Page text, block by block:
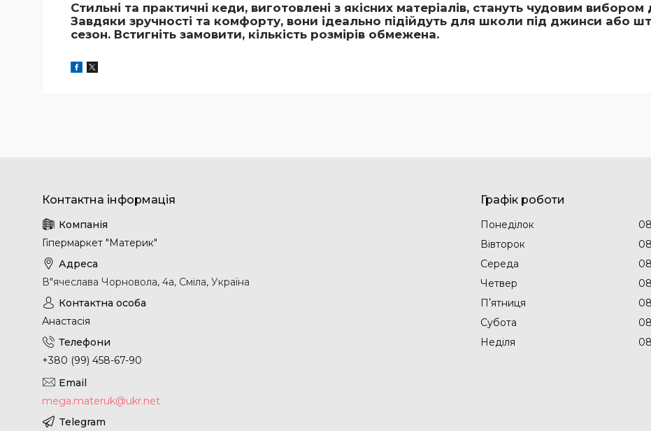
Стильні та практичні кеди, виготовлені з якісних матеріалів, стануть чудовим
Завдяки зручності та комфорту, вони ідеально підійдуть для школи під джинси або
сезон. Встигніть замовити, кількість розмірів обмежена.
Гіпермаркет "Материк"
В"ячеслава Чорновола, 4а, Сміла, Україна
Анастасія
+380 (99) 458-67-90
mega.materuk@ukr.net
Графік роботи
Понеділок
Вівторок
Середа
Четвер
Пʼятниця
Субота
Неділя